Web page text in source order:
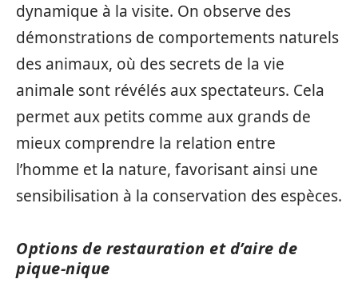
dynamique à la visite. On observe des
démonstrations de comportements naturels
des animaux, où des secrets de la vie
animale sont révélés aux spectateurs. Cela
permet aux petits comme aux grands de
mieux comprendre la relation entre
l’homme et la nature, favorisant ainsi une
sensibilisation à la conservation des espèces.
Options de restauration et d’aire de
pique-nique